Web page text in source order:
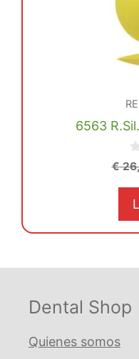
6563
0
d
€
Dental Shop
Quienes somos